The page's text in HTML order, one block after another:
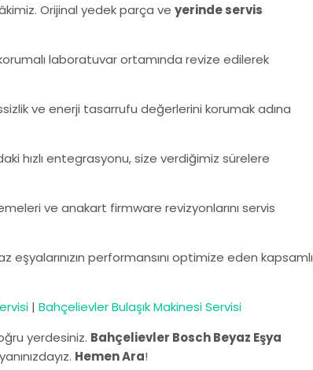
Orijinal yedek parça ve yerinde servis
laboratuvar ortamında revize edilerek
ve enerji tasarrufu değerlerini korumak adına
hızlı entegrasyonu, size verdiğimiz sürelere
ve anakart firmware revizyonlarını servis
performansını optimize eden kapsamlı
| Bahçelievler Bulaşık Makinesi Servisi
yerdesiniz. Bahçelievler Bosch Beyaz Eşya
Hemen Ara!